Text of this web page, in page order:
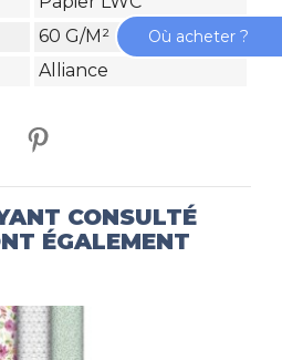
60 G/m²
Alliance
CONSULTÉ
ÉGALEMENT
Où acheter ?